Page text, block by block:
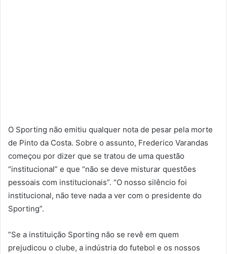
O Sporting não emitiu qualquer nota de pesar pela morte
de Pinto da Costa. Sobre o assunto, Frederico Varandas
começou por dizer que se tratou de uma questão
“institucional” e que “não se deve misturar questões
pessoais com institucionais”. “O nosso silêncio foi
institucional, não teve nada a ver com o presidente do
Sporting”.
”Se a instituição Sporting não se revê em quem
prejudicou o clube, a indústria do futebol e os nossos